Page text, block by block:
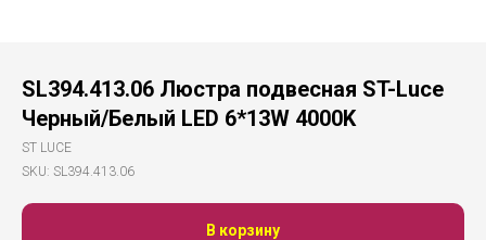
SL394.413.06 Люстра подвесная ST-Luce
Черный/Белый LED 6*13W 4000K
ST LUCE
SKU: SL394.413.06
В корзину